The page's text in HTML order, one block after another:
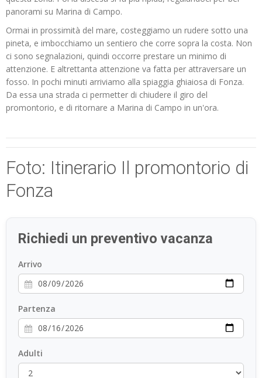
panorami su Marina di Campo.
Ormai in prossimità del mare, costeggiamo un rudere sotto una
pineta, e imbocchiamo un sentiero che corre sopra la costa. Non
ci sono segnalazioni, quindi occorre prestare un minimo di
attenzione. E altrettanta attenzione va fatta per attraversare un
fosso. In pochi minuti arriviamo alla spiaggia ghiaiosa di Fonza.
Da essa una strada ci permetter di chiudere il giro del
promontorio, e di ritornare a Marina di Campo in un'ora.
Foto: Itinerario Il promontorio di
Fonza
Richiedi un preventivo vacanza
Arrivo
Partenza
Adulti